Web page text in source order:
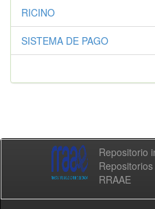
RICINO
SISTEMA DE PAGO
Repositorio
RRAAE